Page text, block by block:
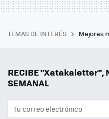
TEMAS DE INTERÉS Mejores
RECIBE "Xatakaletter",
SEMANAL